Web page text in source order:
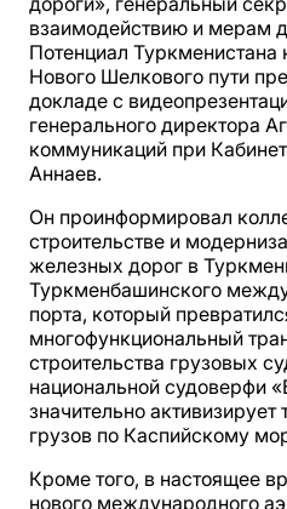
взаимодействию и мерам
Потенциал Туркменистана
Нового Шелкового пути
докладе с
генерального директора
коммуникаций при
Аннаев.
Он проинформировал
строительстве и
железных дорог в
Туркменбашинского
порта, который
многофункциональный
строительства грузовых
национальной судоверфи
значительно активизирует
грузов по Каспийскому
Кроме того, в настоящее
нового международного